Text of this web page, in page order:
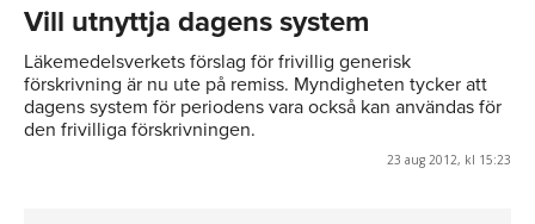
Vill utnyttja dagens system
Läkemedelsverkets förslag för frivillig generisk
förskrivning är nu ute på remiss. Myndigheten tycker att
dagens system för periodens vara också kan användas för
den frivilliga förskrivningen.
23 aug 2012, kl 15:23